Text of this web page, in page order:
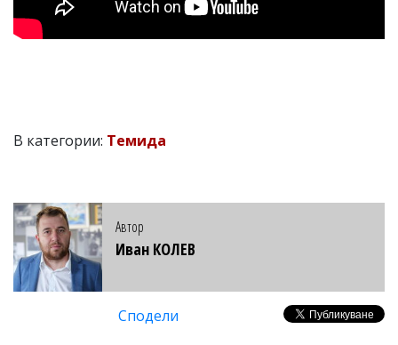
В категории: Темида
Автор
Иван КОЛЕВ
Сподели